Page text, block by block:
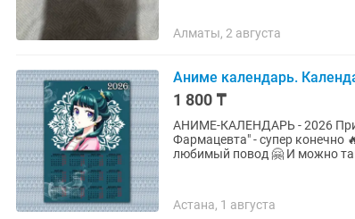
Алматы, 2 августа
Аниме календарь.
1 800 ₸
АНИМЕ-КАЛЕНДАРЬ - 2026 Прикольно, что я в свои 43 года стала любить Аниме🤭 Но "Монолог
Фармацевта" - супер конечно 🔥🔥🔥 Кстати, Вы можете заказать
любимый повод 🤗 И можно
Астана, 1 августа